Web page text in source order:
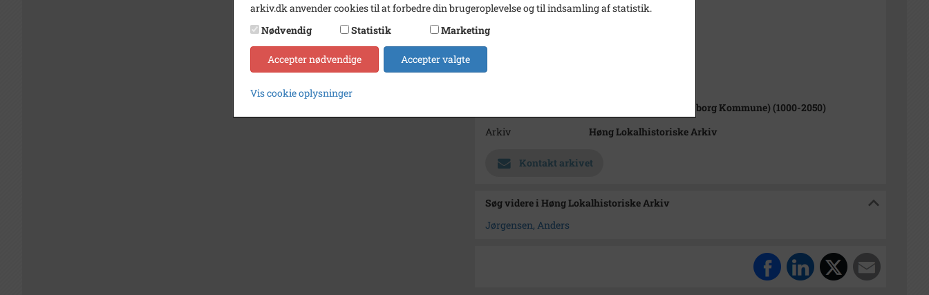
Årstal
1000
Fotograf
Finderup Sogn (Kalundborg Kommune) (1000-2050)
Arkiv
Høng Lokalhistoriske Arkiv
Kontakt arkivet
Søg videre i Høng Lokalhistoriske Arkiv
Jørgensen, Anders
arkiv.dk anvender cookies til at forbedre din brugeroplevelse og til indsamling af statistik.
Nødvendig
Statistik Marketing
Accepter nødvendige Accepter valgte
Vis cookie oplysninger